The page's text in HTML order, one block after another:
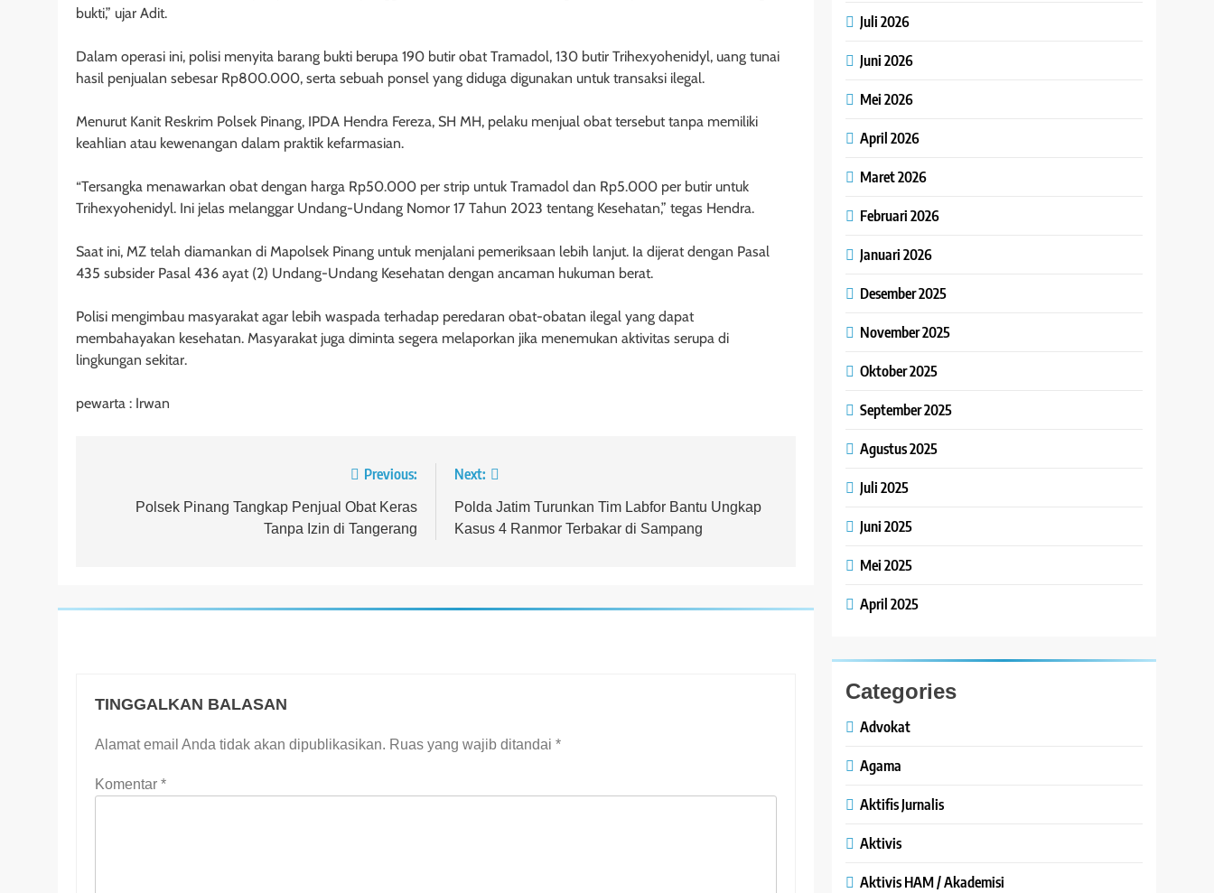
bukti,” ujar Adit.
Dalam operasi ini, polisi menyita barang bukti berupa 190 butir obat Tramadol, 130 butir Trihexyohenidyl, uang tunai
hasil penjualan sebesar Rp800.000, serta sebuah ponsel yang diduga digunakan untuk transaksi ilegal.
Menurut Kanit Reskrim Polsek Pinang, IPDA Hendra Fereza, SH MH, pelaku menjual obat tersebut tanpa memiliki
keahlian atau kewenangan dalam praktik kefarmasian.
“Tersangka menawarkan obat dengan harga Rp50.000 per strip untuk Tramadol dan Rp5.000 per butir untuk
Trihexyohenidyl. Ini jelas melanggar Undang-Undang Nomor 17 Tahun 2023 tentang Kesehatan,” tegas Hendra.
Saat ini, MZ telah diamankan di Mapolsek Pinang untuk menjalani pemeriksaan lebih lanjut. Ia dijerat dengan Pasal
435 subsider Pasal 436 ayat (2) Undang-Undang Kesehatan dengan ancaman hukuman berat.
Polisi mengimbau masyarakat agar lebih waspada terhadap peredaran obat-obatan ilegal yang dapat
membahayakan kesehatan. Masyarakat juga diminta segera melaporkan jika menemukan aktivitas serupa di
lingkungan sekitar.
pewarta : Irwan
Previous:
Polsek Pinang Tangkap Penjual Obat Keras
Tanpa Izin di Tangerang
Next:
Polda Jatim Turunkan Tim Labfor Bantu Ungkap
Kasus 4 Ranmor Terbakar di Sampang
TINGGALKAN BALASAN
Alamat email Anda tidak akan dipublikasikan. Ruas yang wajib ditandai *
Komentar *
Juli 2026
Juni 2026
Mei 2026
April 2026
Maret 2026
Februari 2026
Januari 2026
Desember 2025
November 2025
Oktober 2025
September 2025
Agustus 2025
Juli 2025
Juni 2025
Mei 2025
April 2025
Categories
Advokat
Agama
Aktifis Jurnalis
Aktivis
Aktivis HAM / Akademisi